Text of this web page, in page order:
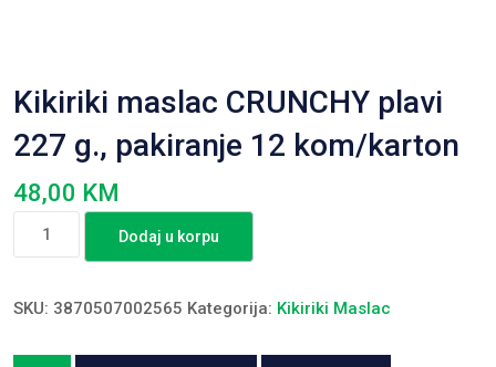
Kikiriki maslac CRUNCHY plavi
227 g., pakiranje 12 kom/karton
48,00 KM
Kikiriki
plavi
g.,
Dodaj u korpu
SKU: 3870507002565 Kategorija: Kikiriki Maslac